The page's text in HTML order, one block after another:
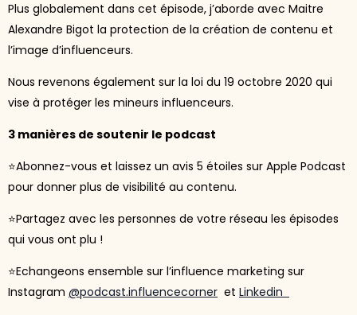
Plus globalement dans cet épisode, j’aborde avec Maitre
Alexandre Bigot la protection de la création de contenu et
l’image d’influenceurs.
Nous revenons également sur la loi du 19 octobre 2020 qui
vise à protéger les mineurs influenceurs.
3 manières de soutenir le podcast
⭐Abonnez-vous et laissez un avis 5 étoiles sur Apple Podcast
pour donner plus de visibilité au contenu.
⭐Partagez avec les personnes de votre réseau les épisodes
qui vous ont plu !
⭐Echangeons ensemble sur l’influence marketing sur
Instagram @podcast.influencecorner et Linkedin